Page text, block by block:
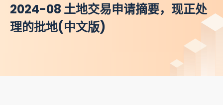
2024-08 土地交易申请摘要，现正处
理的批地(中文版)